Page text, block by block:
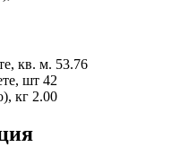
кв. м. 53.76
шт 42
кг 2.00